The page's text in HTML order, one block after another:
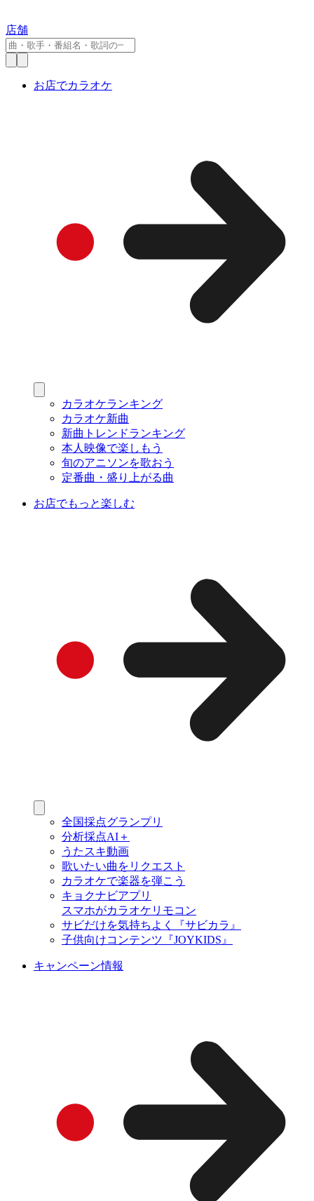
店舗
お店でカラオケ
カラオケランキング
カラオケ新曲
新曲トレンドランキング
本人映像で楽しもう
旬のアニソンを歌おう
定番曲・盛り上がる曲
お店でもっと楽しむ
全国採点グランプリ
分析採点AI＋
うたスキ動画
歌いたい曲をリクエスト
カラオケで楽器を弾こう
キョクナビアプリ
スマホがカラオケリモコン
サビだけを気持ちよく『サビカラ』
子供向けコンテンツ『JOYKIDS』
キャンペーン情報